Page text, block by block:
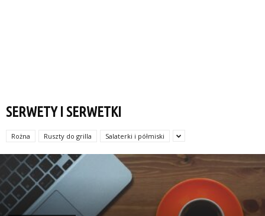
SERWETY I SERWETKI
Rożna Ruszty do grilla Salaterki i półmiski